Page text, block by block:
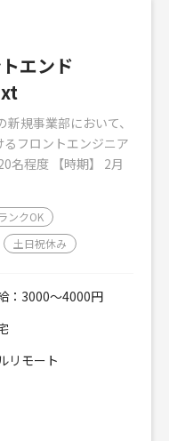
エンド
新規事業部において、
フロントエンジニア
名程度 【時期】 2月
ンクOK
土日祝休み
：3000～4000円
リモート